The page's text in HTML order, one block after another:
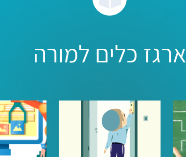
ארגז כלים למורה